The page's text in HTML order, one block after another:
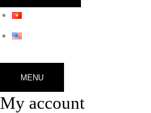
MENU
My account